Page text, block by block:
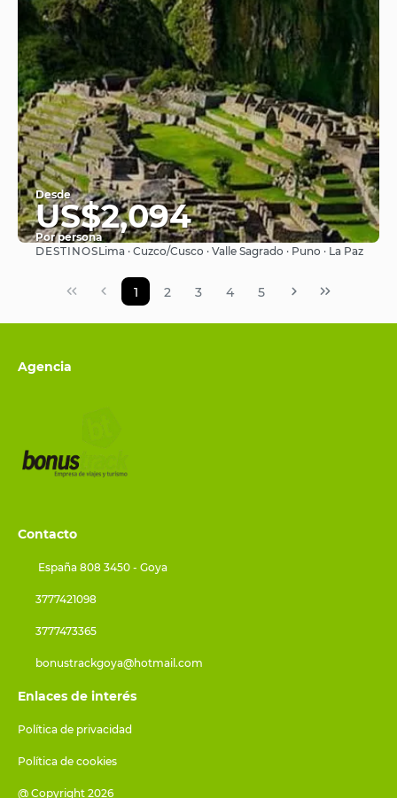
Desde
US$2,094
Por persona
Ver
DESTINOSLima · Cuzco/Cusco · Valle Sagrado · Puno · La Paz
1 2 3 4 5
Agencia
Contacto
España 808 3450 - Goya
3777421098
3777473365
bonustrackgoya@hotmail.com
Enlaces de interés
Política de privacidad
Política de cookies
@ Copyright 2026